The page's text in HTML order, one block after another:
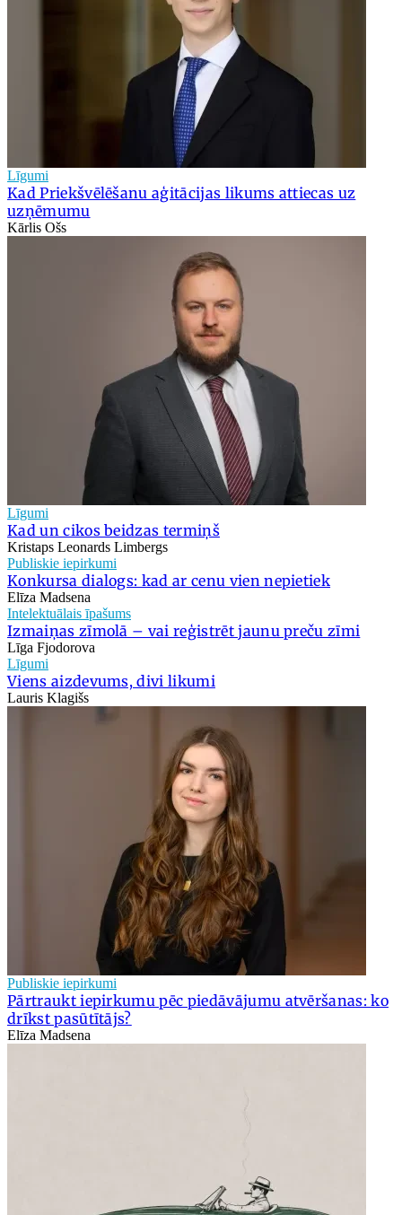
Līgumi
Kad Priekšvēlēšanu aģitācijas likums attiecas uz
uzņēmumu
Kārlis Ošs
Līgumi
Kad un cikos beidzas termiņš
Kristaps Leonards Limbergs
Publiskie iepirkumi
Konkursa dialogs: kad ar cenu vien nepietiek
Elīza Madsena
Intelektuālais īpašums
Izmaiņas zīmolā – vai reģistrēt jaunu preču zīmi
Līga Fjodorova
Līgumi
Viens aizdevums, divi likumi
Lauris Klagišs
Publiskie iepirkumi
Pārtraukt iepirkumu pēc piedāvājumu atvēršanas: ko
drīkst pasūtītājs?
Elīza Madsena